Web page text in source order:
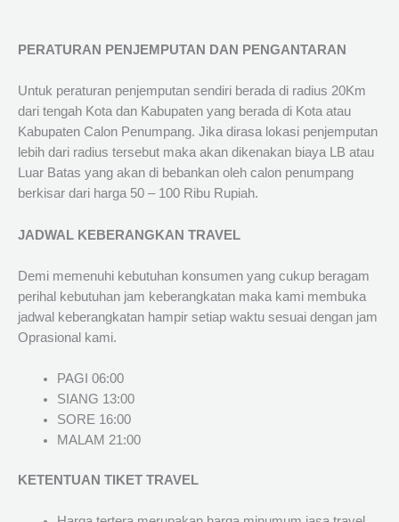
PERATURAN PENJEMPUTAN DAN PENGANTARAN
Untuk peraturan penjemputan sendiri berada di radius 20Km
dari tengah Kota dan Kabupaten yang berada di Kota atau
Kabupaten Calon Penumpang. Jika dirasa lokasi penjemputan
lebih dari radius tersebut maka akan dikenakan biaya LB atau
Luar Batas yang akan di bebankan oleh calon penumpang
berkisar dari harga 50 – 100 Ribu Rupiah.
JADWAL KEBERANGKAN TRAVEL
Demi memenuhi kebutuhan konsumen yang cukup beragam
perihal kebutuhan jam keberangkatan maka kami membuka
jadwal keberangkatan hampir setiap waktu sesuai dengan jam
Oprasional kami.
PAGI 06:00
SIANG 13:00
SORE 16:00
MALAM 21:00
KETENTUAN TIKET TRAVEL